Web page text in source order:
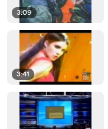
3:09
3:41